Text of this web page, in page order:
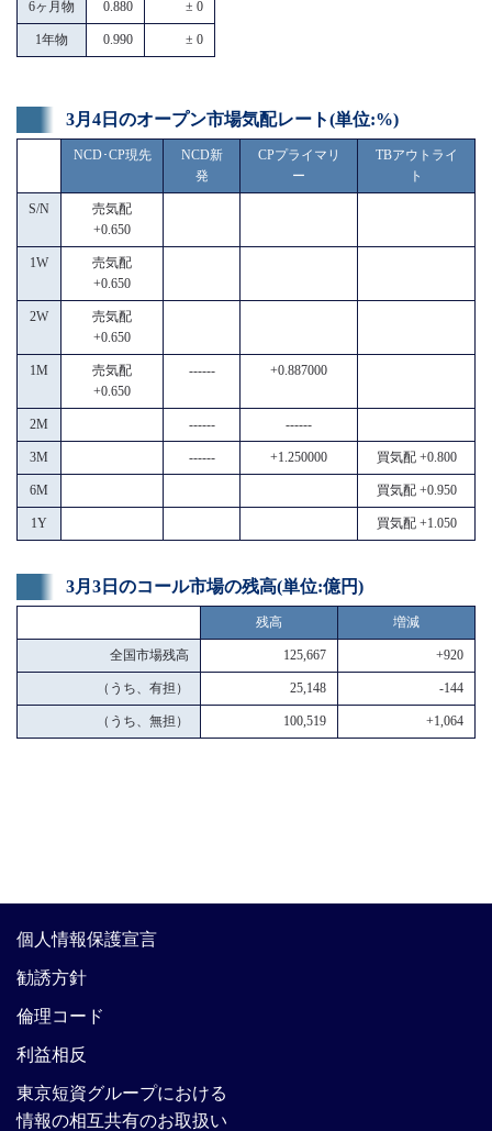
6ヶ月物 0.880 ± 0
1年物 0.990 ± 0
3月4日のオープン市場気配レート(単位:%)
NCD･CP現先
NCD新
発
CPプライマリ
ー
TBアウトライ
ト
S/N
売気配
+0.650
1W
売気配
+0.650
2W
売気配
+0.650
1M
売気配
+0.650
------ +0.887000
2M ------ ------
3M ------ +1.250000 買気配 +0.800
6M 買気配 +0.950
1Y 買気配 +1.050
3月3日のコール市場の残高(単位:億円)
残高 増減
全国市場残高 125,667 +920
（うち、有担） 25,148 -144
（うち、無担） 100,519 +1,064
個人情報保護宣言
勧誘方針
倫理コード
利益相反
東京短資グループにおける
情報の相互共有のお取扱い